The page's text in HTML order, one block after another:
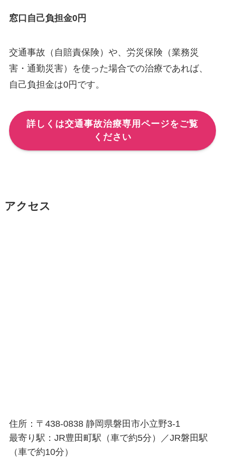
窓口自己負担金0円
交通事故（自賠責保険）や、労災保険（業務災
害・通勤災害）を使った場合での治療であれば、
自己負担金は0円です。
詳しくは交通事故治療専用ページをご覧
ください
アクセス
住所：〒438-0838 静岡県磐田市小立野3-1
最寄り駅：JR豊田町駅（車で約5分）／JR磐田駅
（車で約10分）